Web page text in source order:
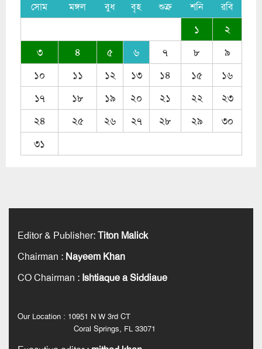
সোম মঙ্গল বুধ বৃহ শুক্র শনি রবি
১
২
৩
৪ ৫ ৬ ৭ ৮
৯
১০
১১ ১২ ১৩ ১৪ ১৫
১৬
১৭
১৮ ১৯ ২০ ২১ ২২
২৩
২৪
২৫ ২৬ ২৭ ২৮ ২৯
৩০
৩১
Editor & Publisher:Titon Malick
Chairman : Nayeem Khan
CO Chairman : Ishtiaque a Siddiaue
Our Location : 10951 N W 3rd CT
Coral Springs, FL 33071